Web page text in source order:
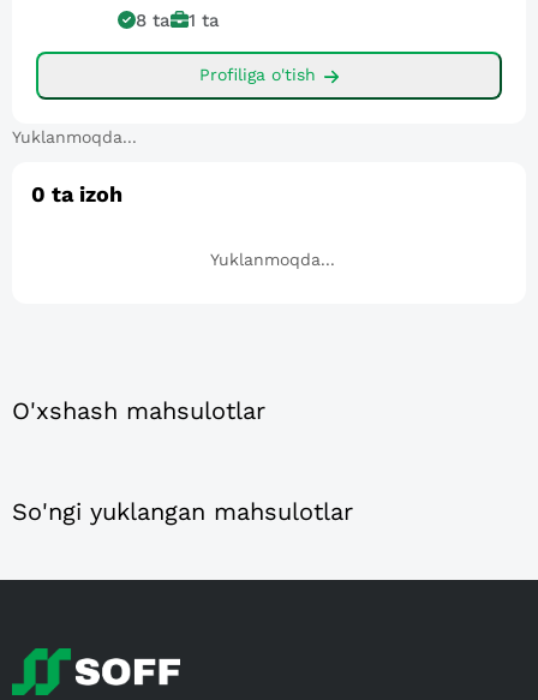
8 ta 1 ta
Profiliga o'tish
Yuklanmoqda...
0 ta izoh
Yuklanmoqda...
O'xshash mahsulotlar
So'ngi yuklangan mahsulotlar